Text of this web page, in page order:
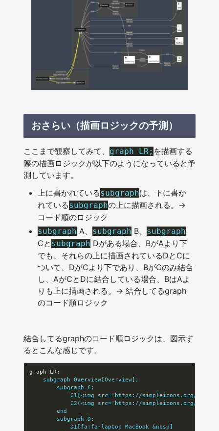
おさらい（描画ロジックの予測）
ここまで観察してみて、 graph LR; を描画する
際の描画ロジックが以下のようになっていると予
測しています。
上に書かれているsubgraphは、下に書か
れているsubgraphの上に描画される。→
コード順のロジック
subgraph A、 subgraph B、 subgraph
Cと subgraph Dがある場合、BがAより下
でも、それらの上に描画されているDとCに
ついて、DがCより下であり、BがCのみ結合
し、AがCとDに結合している場合、BはAよ
りも上に描画される。→ 結合してるgraph
のコード順ロジック
結合してるgraphのコード順ロジックは、図示す
るとこんな感じです。
    subgraph Overview[Overview];
        subgraph C;
C1[<img src='https://simpleicons.org/
C2(<img src='https://simpleicons.org/
        end
        subgraph D;
            D1[fa:fa-laptop MacBook &nbsp]